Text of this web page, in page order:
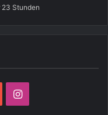
23 Stunden
Instagram